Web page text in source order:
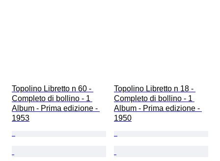
Topolino Libretto n 60 -
Completo di bollino - 1
Album - Prima edizione -
1953
Topolino Libretto n 18 -
Completo di bollino - 1
Album - Prima edizione -
1950